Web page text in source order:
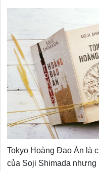
Tokyo Hoàng Đạo Án là
của Soji Shimada